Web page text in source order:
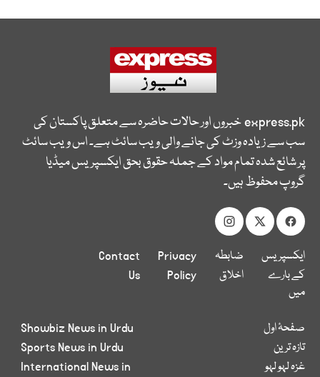
express.pkخبروں اور حالات حاضرہ سے متعلق پاکستان کی
سب سے زیادہ وزٹ کی جانے والی ویب سائٹ ہے۔ اس ویب سائٹ
پر شائع شدہ تمام مواد کے جملہ حقوق بحق ایکسپریس میڈیا
گروپ محفوظ ہیں۔
ایکسپریس
کے بارے
میں
ضابطہ
اخلاق
Privacy
Policy
Contact
Us
صفحۂ اول
تازہ ترین
غزہ لہو لہو
Showbiz News in Urdu
Sports News in Urdu
International News in